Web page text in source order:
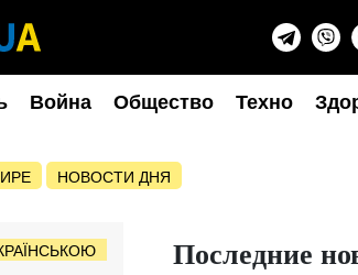
Война Общество Техно
НОВОСТИ ДНЯ
Последние